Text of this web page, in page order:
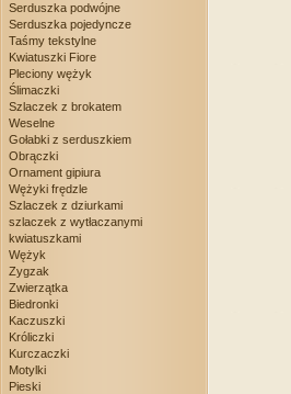
Serduszka podwójne
Serduszka pojedyncze
Taśmy tekstylne
Kwiatuszki Fiore
Pleciony wężyk
Ślimaczki
Szlaczek z brokatem
Weselne
Gołabki z serduszkiem
Obrączki
Ornament gipiura
Wężyki frędzle
Szlaczek z dziurkami
szlaczek z wytłaczanymi
kwiatuszkami
Wężyk
Zygzak
Zwierzątka
Biedronki
Kaczuszki
Króliczki
Kurczaczki
Motylki
Pieski